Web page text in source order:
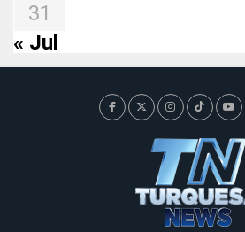
31
« Jul